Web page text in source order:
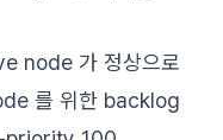
node 가 정상으로
를 위한 backlog